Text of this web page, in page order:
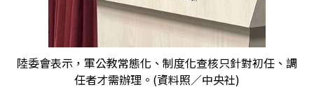
陸委會表示，軍公教常態化、制度化查核只針對初任、調
任者才需辦理。(資料照／中央社)